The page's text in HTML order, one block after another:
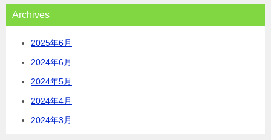
Archives
2025年6月
2024年6月
2024年5月
2024年4月
2024年3月